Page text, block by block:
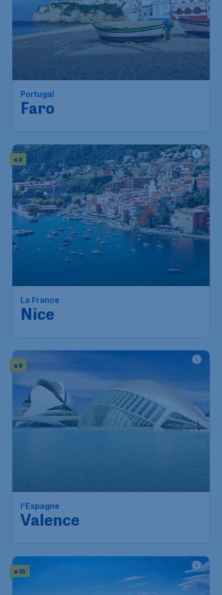
Portugal
Faro
# 8
La France
Nice
# 9
l'Espagne
Valence
# 10